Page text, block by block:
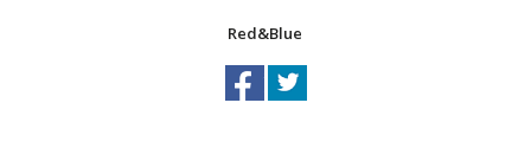
Red&Blue